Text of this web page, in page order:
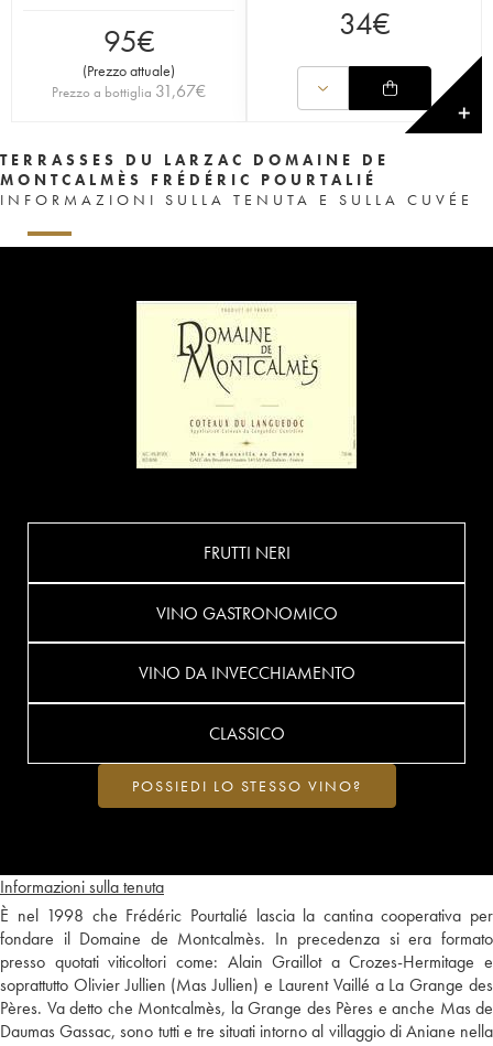
95€
(Prezzo attuale)
Prezzo a bottiglia 31,67€
34€
✕
TERRASSES DU LARZAC DOMAINE DE
MONTCALMÈS FRÉDÉRIC POURTALIÉ
INFORMAZIONI SULLA TENUTA E SULLA CUVÉE
Informazioni sulla tenuta
È nel 1998 che Frédéric Pourtalié lascia la cantina cooperativa per
fondare il Domaine de Montcalmès. In precedenza si era formato
presso quotati viticoltori come: Alain Graillot a Crozes-Hermitage e
soprattutto Olivier Jullien (Mas Jullien) e Laurent Vaillé a La Grange des
Pères. Va detto che Montcalmès, la Grange des Pères e anche Mas de
Daumas Gassac, sono tutti e tre situati intorno al villaggio di Aniane nella
FRUTTI NERI
VINO GASTRONOMICO
VINO DA INVECCHIAMENTO
CLASSICO
POSSIEDI LO STESSO VINO?